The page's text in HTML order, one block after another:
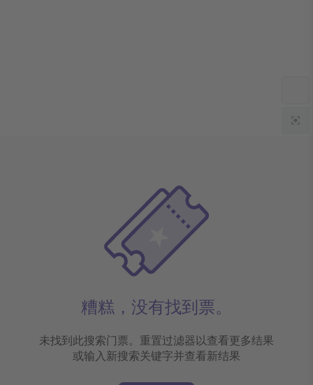
糟糕，没有找到票。
未找到此搜索门票。重置过滤器以查看更多结果
或输入新搜索关键字并查看新结果